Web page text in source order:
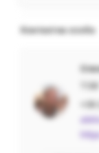
Контактна особа